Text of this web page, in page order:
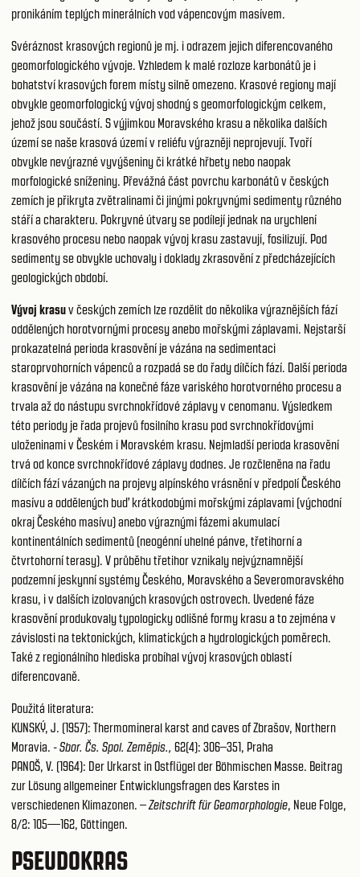
pronikáním teplých minerálních vod vápencovým masívem.
Svéráznost krasových regionů je mj. i odrazem jejich diferencovaného
geomorfologického vývoje. Vzhledem k malé rozloze karbonátů je i
bohatství krasových forem místy silně omezeno. Krasové regiony mají
obvykle geomorfologický vývoj shodný s geomorfologickým celkem,
jehož jsou součástí. S výjimkou Moravského krasu a několika dalších
území se naše krasová území v reliéfu výrazněji neprojevují. Tvoří
obvykle nevýrazné vyvýšeniny či krátké hřbety nebo naopak
morfologické sníženiny. Převážná část povrchu karbonátů v českých
zemích je přikryta zvětralinami či jinými pokryvnými sedimenty různého
stáří a charakteru. Pokryvné útvary se podílejí jednak na urychlení
krasového procesu nebo naopak vývoj krasu zastavují, fosilizují. Pod
sedimenty se obvykle uchovaly i doklady zkrasovění z předcházejících
geologických období.
Vývoj krasuv českých zemích lze rozdělit do několika výraznějších fází
oddělených horotvornými procesy anebo mořskými záplavami. Nejstarší
prokazatelná perioda krasovění je vázána na sedimentaci
staroprvohorních vápenců a rozpadá se do řady dílčích fází. Další perioda
krasovění je vázána na konečné fáze variského horotvorného procesu a
trvala až do nástupu svrchnokřídové záplavy v cenomanu. Výsledkem
této periody je řada projevů fosilního krasu pod svrchnokřídovými
uloženinami v Českém i Moravském krasu. Nejmladší perioda krasovění
trvá od konce svrchnokřídové záplavy dodnes. Je rozčleněna na řadu
dílčích fází vázaných na projevy alpínského vrásnění v předpolí Českého
masívu a oddělených buď krátkodobými mořskými záplavami (východní
okraj Českého masívu) anebo výraznými fázemi akumulací
kontinentálních sedimentů (neogénní uhelné pánve, třetihorní a
čtvrtohorní terasy). V průběhu třetihor vznikaly nejvýznamnější
podzemní jeskynní systémy Českého, Moravského a Severomoravského
krasu, i v dalších izolovaných krasových ostrovech. Uvedené fáze
krasovění produkovaly typologicky odlišné formy krasu a to zejména v
závislosti na tektonických, klimatických a hydrologických poměrech.
Také z regionálního hlediska probíhal vývoj krasových oblastí
diferencovaně.
Použitá literatura:
KUNSKÝ, J. (1957): Thermomineral karst and caves of Zbrašov, Northern
Moravia. -Sbor. Čs. Spol. Zeměpis., 62(4): 306–351, Praha
PANOŠ, V. (1964): Der Urkarst in Ostflügel der Böhmischen Masse. Beitrag
zur Lösung allgemeiner Entwicklungsfragen des Karstes in
verschiedenen Klimazonen. –Zeitschrift für Geomorphologie, Neue Folge,
8/2: 105—162, Göttingen.
PSEUDOKRAS